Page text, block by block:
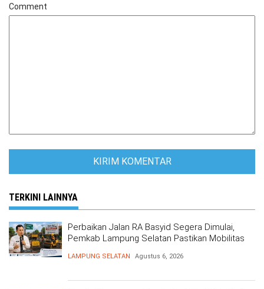
Comment
TERKINI LAINNYA
Perbaikan Jalan RA Basyid Segera Dimulai,
Pemkab Lampung Selatan Pastikan Mobilitas
LAMPUNG SELATAN Agustus 6, 2026